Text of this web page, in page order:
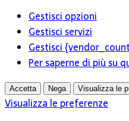
Gestisci opzioni
Gestisci servizi
Gestisci
Per saperne di più su
Accetta Nega Visualizza le
Visualizza le preferenze